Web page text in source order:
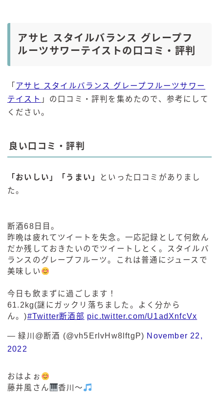
アサヒ スタイルバランス グレープフ
ルーツサワーテイストの口コミ・評判
「 アサヒ スタイルバランス グレープフルーツサワー
テイスト 」の口コミ・評判を集めたので、参考にして
ください。
良い口コミ・評判
「おいしい」「うまい」
といった口コミがありまし
た。
断酒68日目。
昨晩は疲れてツイートを失念。一応記録として何飲ん
だか残しておきたいのでツイートしとく。スタイルバ
ランスのグレープフルーツ。これは普通にジュースで
美味しい
今日も飲まずに過ごします！
61.2kg(謎にガックリ落ちました。よく分から
ん。)#Twitter断酒部 pic.twitter.com/U1adXnfcVx
— 緑川@断酒 (@vh5ErlvHw8lftgP) November 22,
2022
おはよぉ
藤井風さん
香川〜
毎日更新